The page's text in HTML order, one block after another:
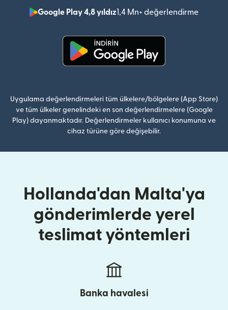
Google Play 4,8 yıldız1,4 Mn+ değerlendirme
Uygulama değerlendirmeleri tüm ülkelere/bölgelere (App Store)
ve tüm ülkeler genelindeki en son değerlendirmelere (Google
Play) dayanmaktadır. Değerlendirmeler kullanıcı konumuna ve
cihaz türüne göre değişebilir.
Hollanda'dan Malta'ya
gönderimlerde yerel
teslimat yöntemleri
Banka havalesi